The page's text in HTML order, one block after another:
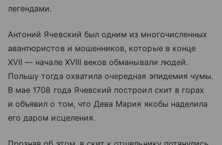
легендами.
Антоний Ячевский был одним из многочисленных
авантюристов и мошенников, которые в конце
XVII — начале XVIII веков обманывали людей.
Польшу тогда охватила очередная эпидемия чумы.
В мае 1708 года Ячевский построил скит в горах
и объявил о том, что Дева Мария якобы наделила
его даром исцеления.